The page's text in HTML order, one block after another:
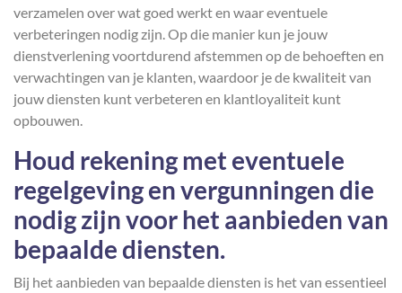
verzamelen over wat goed werkt en waar eventuele
verbeteringen nodig zijn. Op die manier kun je jouw
dienstverlening voortdurend afstemmen op de behoeften en
verwachtingen van je klanten, waardoor je de kwaliteit van
jouw diensten kunt verbeteren en klantloyaliteit kunt
opbouwen.
Houd rekening met eventuele
regelgeving en vergunningen die
nodig zijn voor het aanbieden van
bepaalde diensten.
Bij het aanbieden van bepaalde diensten is het van essentieel